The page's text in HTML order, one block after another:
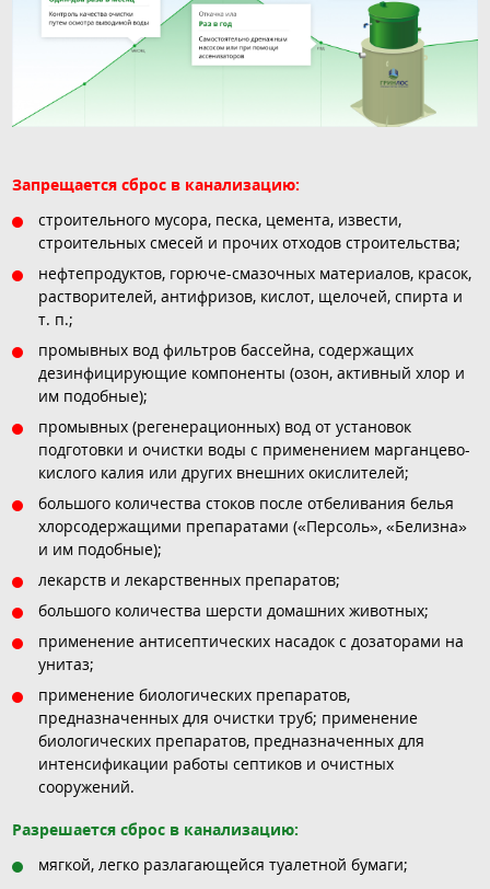
Запрещается сброс в канализацию:
строительного мусора, песка, цемента, извести,
строительных смесей и прочих отходов строительства;
нефтепродуктов, горюче-смазочных материалов, красок,
растворителей, антифризов, кислот, щелочей, спирта и
т. п.;
промывных вод фильтров бассейна, содержащих
дезинфицирующие компоненты (озон, активный хлор и
им подобные);
промывных (регенерационных) вод от установок
подготовки и очистки воды с применением марганцево-
кислого калия или других внешних окислителей;
большого количества стоков после отбеливания белья
хлорсодержащими препаратами («Персоль», «Белизна»
и им подобные);
лекарств и лекарственных препаратов;
большого количества шерсти домашних животных;
применение антисептических насадок с дозаторами на
унитаз;
применение биологических препаратов,
предназначенных для очистки труб; применение
биологических препаратов, предназначенных для
интенсификации работы септиков и очистных
сооружений.
Разрешается сброс в канализацию:
мягкой, легко разлагающейся туалетной бумаги;